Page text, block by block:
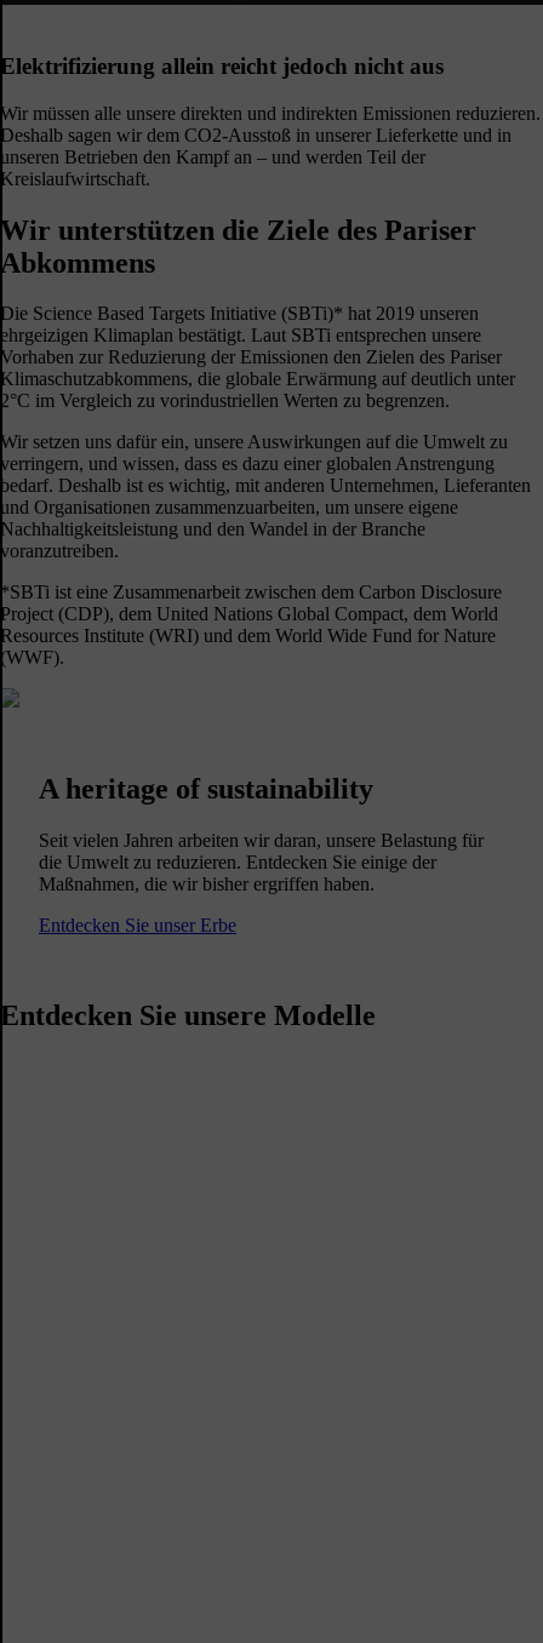
Elektrifizierung allein reicht jedoch nicht aus
Wir müssen alle unsere direkten und indirekten Emissionen reduzieren.
Deshalb sagen wir dem CO2-Ausstoß in unserer Lieferkette und in
unseren Betrieben den Kampf an – und werden Teil der
Kreislaufwirtschaft.
Wir unterstützen die Ziele des Pariser
Abkommens
Die Science Based Targets Initiative (SBTi)* hat 2019 unseren
ehrgeizigen Klimaplan bestätigt. Laut SBTi entsprechen unsere
Vorhaben zur Reduzierung der Emissionen den Zielen des Pariser
Klimaschutzabkommens, die globale Erwärmung auf deutlich unter
2°C im Vergleich zu vorindustriellen Werten zu begrenzen.
Wir setzen uns dafür ein, unsere Auswirkungen auf die Umwelt zu
verringern, und wissen, dass es dazu einer globalen Anstrengung
bedarf. Deshalb ist es wichtig, mit anderen Unternehmen, Lieferanten
und Organisationen zusammenzuarbeiten, um unsere eigene
Nachhaltigkeitsleistung und den Wandel in der Branche
voranzutreiben.
*SBTi ist eine Zusammenarbeit zwischen dem Carbon Disclosure
Project (CDP), dem United Nations Global Compact, dem World
Resources Institute (WRI) und dem World Wide Fund for Nature
(WWF).
A heritage of sustainability
Seit vielen Jahren arbeiten wir daran, unsere Belastung für
die Umwelt zu reduzieren. Entdecken Sie einige der
Maßnahmen, die wir bisher ergriffen haben.
Entdecken Sie unser Erbe
Entdecken Sie unsere Modelle